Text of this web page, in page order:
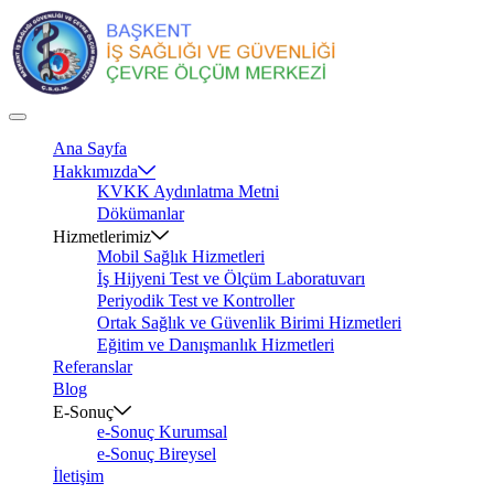
Ana Sayfa
Hakkımızda
KVKK Aydınlatma Metni
Dökümanlar
Hizmetlerimiz
Mobil Sağlık Hizmetleri
İş Hijyeni Test ve Ölçüm Laboratuvarı
Periyodik Test ve Kontroller
Ortak Sağlık ve Güvenlik Birimi Hizmetleri
Eğitim ve Danışmanlık Hizmetleri
Referanslar
Blog
E-Sonuç
e-Sonuç Kurumsal
e-Sonuç Bireysel
İletişim